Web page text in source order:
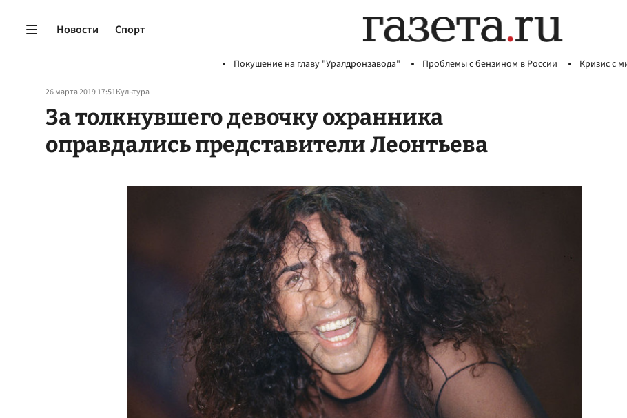
Новости Спорт
Покушение на главу "Уралдронзавода" Проблемы с бензином в России Кризис с
26 марта 2019 17:51Культура
За толкнувшего девочку охранника
оправдались представители Леонтьева